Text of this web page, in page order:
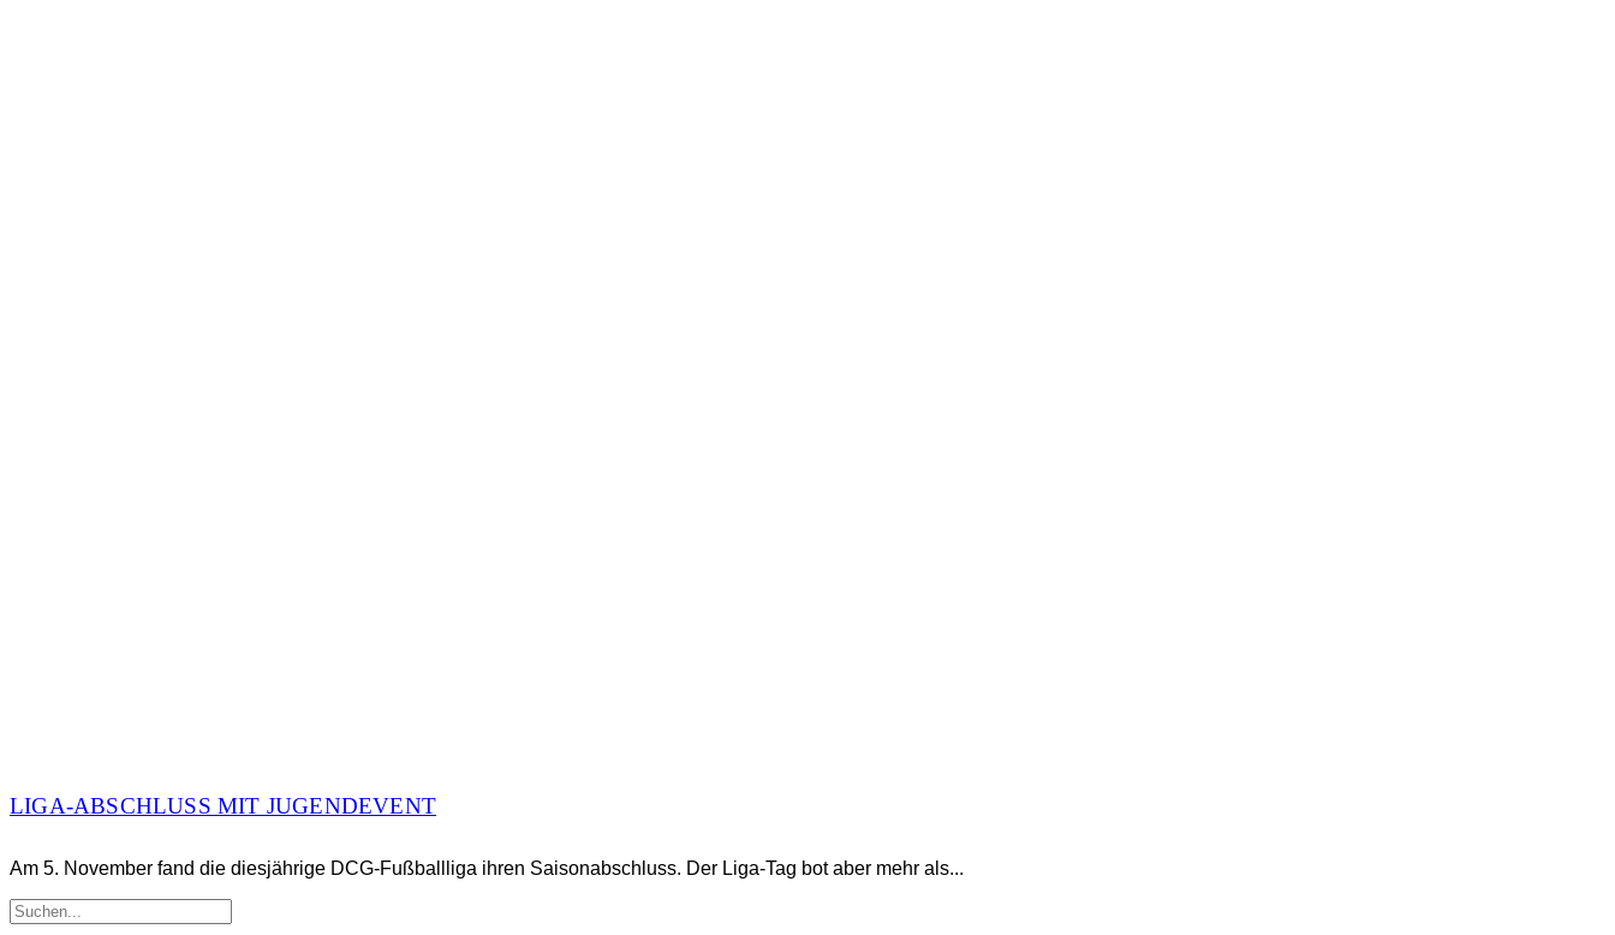
LIGA-ABSCHLUSS MIT JUGENDEVENT
Am 5. November fand die diesjährige DCG-Fußballliga ihren Saisonabschluss. Der Liga-Tag bot aber mehr als...